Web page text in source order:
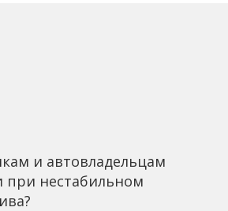
и автовладельцам
при нестабильном